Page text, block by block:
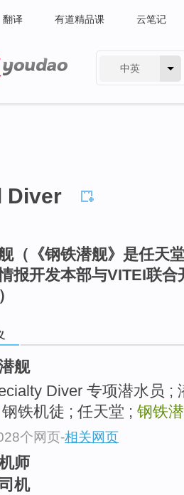
翻译 有道精品课 云笔记
中英
Diver
（《钢铁潜舰》是任天
报开发本部与VITEI联
舰
Diver 专项潜水员 ;
钢铁机徒 ; 任天堂 ; 钢铁
个网页-相关网页
师
机